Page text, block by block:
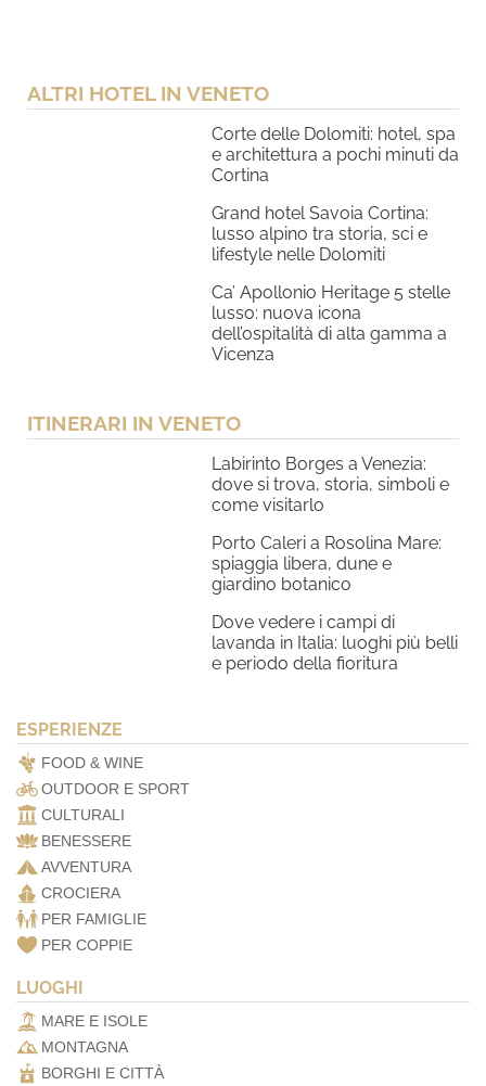
ALTRI HOTEL IN VENETO
Corte delle Dolomiti: hotel, spa
e architettura a pochi minuti da
Cortina
Grand hotel Savoia Cortina:
lusso alpino tra storia, sci e
lifestyle nelle Dolomiti
Ca’ Apollonio Heritage 5 stelle
lusso: nuova icona
dell’ospitalità di alta gamma a
Vicenza
ITINERARI IN VENETO
Labirinto Borges a Venezia:
dove si trova, storia, simboli e
come visitarlo
Porto Caleri a Rosolina Mare:
spiaggia libera, dune e
giardino botanico
Dove vedere i campi di
lavanda in Italia: luoghi più belli
e periodo della fioritura
ESPERIENZE
FOOD & WINE
OUTDOOR E SPORT
CULTURALI
BENESSERE
AVVENTURA
CROCIERA
PER FAMIGLIE
PER COPPIE
LUOGHI
MARE E ISOLE
MONTAGNA
BORGHI E CITTÀ